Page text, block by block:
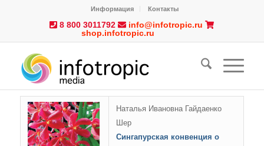
Информация Контакты
8 800 3011792
info@infotropic.ru
shop.infotropic.ru
Наталья Ивановна Гайдаенко
Шер
Сингапурская конвенция о